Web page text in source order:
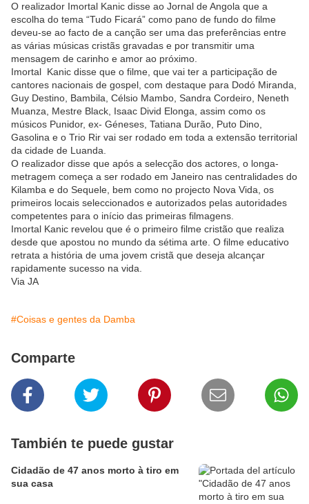
O realizador Imortal Kanic disse ao Jornal de Angola que a
escolha do tema “Tudo Ficará” como pano de fundo do filme
deveu-se ao facto de a canção ser uma das preferências entre
as várias músicas cristãs gravadas e por transmitir uma
mensagem de carinho e amor ao próximo.
Imortal Kanic disse que o filme, que vai ter a participação de
cantores nacionais de gospel, com destaque para Dodó Miranda,
Guy Destino, Bambila, Célsio Mambo, Sandra Cordeiro, Neneth
Muanza, Mestre Black, Isaac Divid Elonga, assim como os
músicos Punidor, ex- Géneses, Tatiana Durão, Puto Dino,
Gasolina e o Trio Rir vai ser rodado em toda a extensão territorial
da cidade de Luanda.
O realizador disse que após a selecção dos actores, o longa-
metragem começa a ser rodado em Janeiro nas centralidades do
Kilamba e do Sequele, bem como no projecto Nova Vida, os
primeiros locais seleccionados e autorizados pelas autoridades
competentes para o início das primeiras filmagens.
Imortal Kanic revelou que é o primeiro filme cristão que realiza
desde que apostou no mundo da sétima arte. O filme educativo
retrata a história de uma jovem cristã que deseja alcançar
rapidamente sucesso na vida.
Via JA
#Coisas e gentes da Damba
Comparte
También te puede gustar
Cidadão de 47 anos morto à tiro em
sua casa